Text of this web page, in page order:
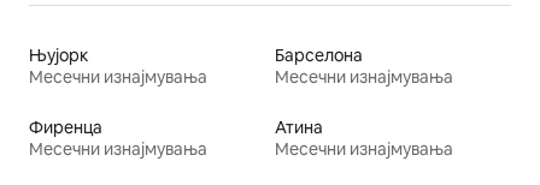
Њујорк
Месечни изнајмувања
Барселона
Месечни изнајмувања
Фиренца
Месечни изнајмувања
Атина
Месечни изнајмувања